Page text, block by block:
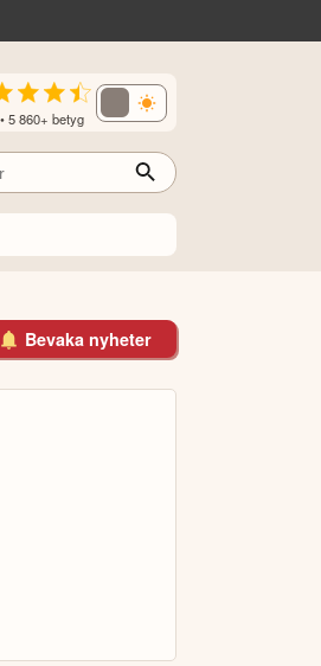
5 860+ betyg
Bevaka nyheter